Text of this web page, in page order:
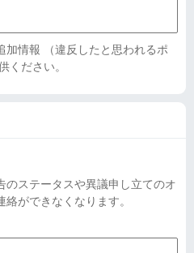
加情報 （違反したと思われるポ
ください。
のステータスや異議申し立てのオ
ができなくなります。